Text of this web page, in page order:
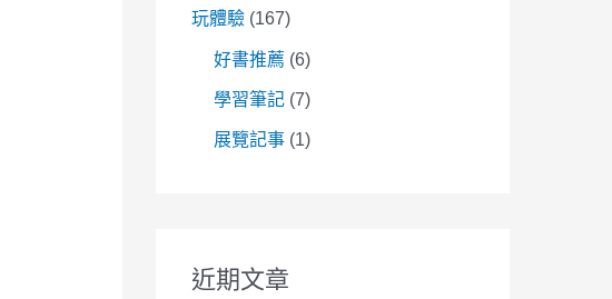
玩體驗 (167)
好書推薦 (6)
學習筆記 (7)
展覽記事 (1)
近期文章